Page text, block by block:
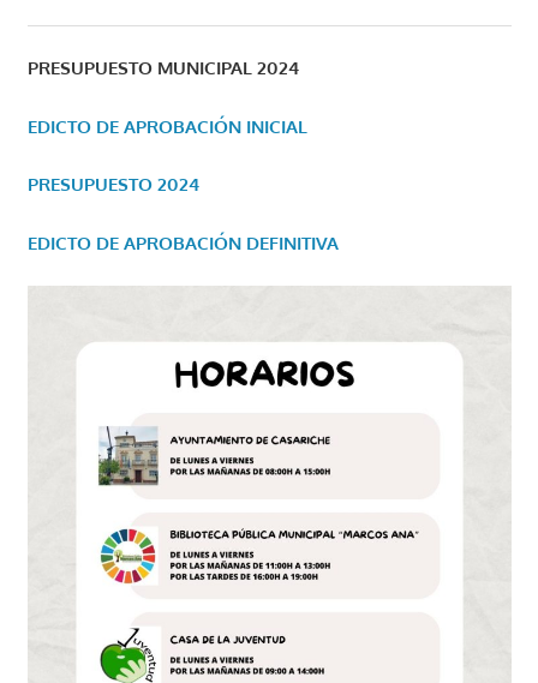
PRESUPUESTO MUNICIPAL 2024
EDICTO DE APROBACIÓN INICIAL
PRESUPUESTO 2024
EDICTO DE APROBACIÓN DEFINITIVA